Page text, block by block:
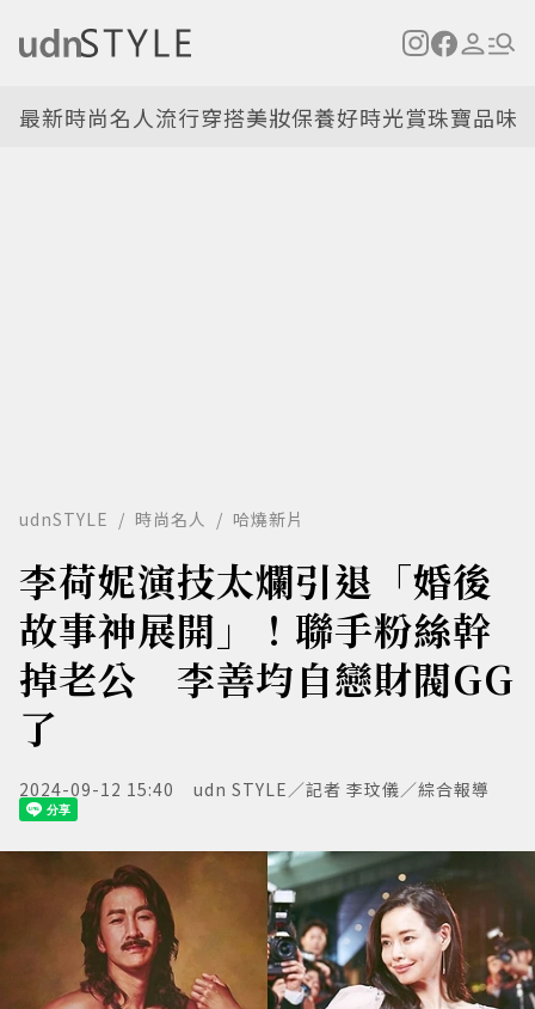
最新時尚名人流行穿搭美妝保養好時光賞珠寶品味
udnSTYLE 時尚名人 哈燒新片
李荷妮演技太爛引退「婚後
故事神展開」！聯手粉絲幹
掉老公 李善均自戀財閥GG
了
2024-09-12 15:40 udn STYLE／記者 李玟儀／綜合報導